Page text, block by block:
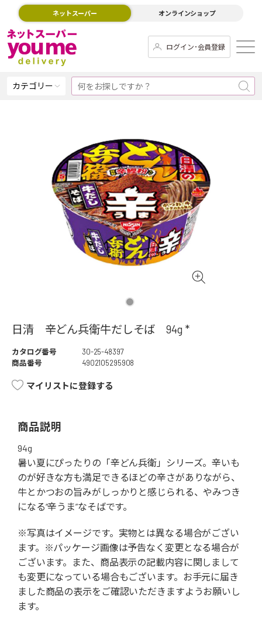
ネットスーパー オンラインショップ
ログイン･会員登録
カテゴリー
日清 辛どん兵衛牛だしそば 94g *
カタログ番号
30-25-48397
商品番号
4902105295908
マイリストに登録する
商品説明
94g
暑い夏にぴったりの「辛どん兵衛」シリーズ。辛いも
のが好きな方も満足できるほどの辛さがありながら、
牛とかつおの旨みがしっかりと感じられる、やみつき
になる“辛うま”なそばです。
※写真はイメージです。実物とは異なる場合がござい
ます。※パッケージ画像は予告なく変更となる場合が
ございます。また、商品表示の記載内容に関しまして
も変更になっている場合もございます。お手元に届き
ました商品の表示をご確認いただきますようお願いし
ます。